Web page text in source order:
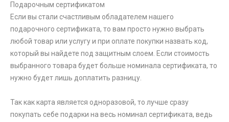
Подарочным сертификатом
Если вы стали счастливым обладателем нашего
подарочного сертификата, то вам просто нужно выбрать
любой товар или услугу и при оплате покупки назвать код,
который вы найдете под защитным слоем. Если стоимость
выбранного товара будет больше номинала сертификата, то
нужно будет лишь доплатить разницу.
Так как карта является одноразовой, то лучше сразу
покупать себе подарки на весь номинал сертификата, ведь